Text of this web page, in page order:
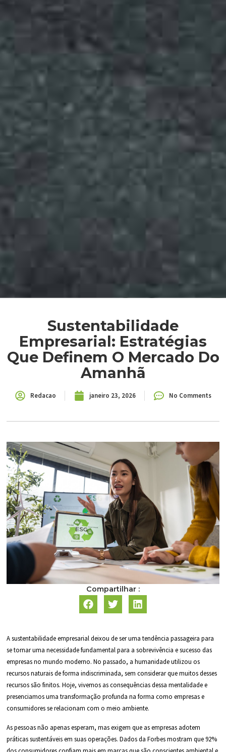
Sustentabilidade
Empresarial: Estratégias
Que Definem O Mercado Do
Amanhã
Redacao janeiro 23, 2026 No Comments
Compartilhar :
A sustentabilidade empresarial deixou de ser uma tendência passageira para
se tornar uma necessidade fundamental para a sobrevivência e sucesso das
empresas no mundo moderno. No passado, a humanidade utilizou os
recursos naturais de forma indiscriminada, sem considerar que muitos desses
recursos são finitos. Hoje, vivemos as consequências dessa mentalidade e
presenciamos uma transformação profunda na forma como empresas e
consumidores se relacionam com o meio ambiente.
As pessoas não apenas esperam, mas exigem que as empresas adotem
práticas sustentáveis em suas operações. Dados da Forbes mostram que 92%
dos consumidores confiam mais em marcas que são conscientes ambiental e